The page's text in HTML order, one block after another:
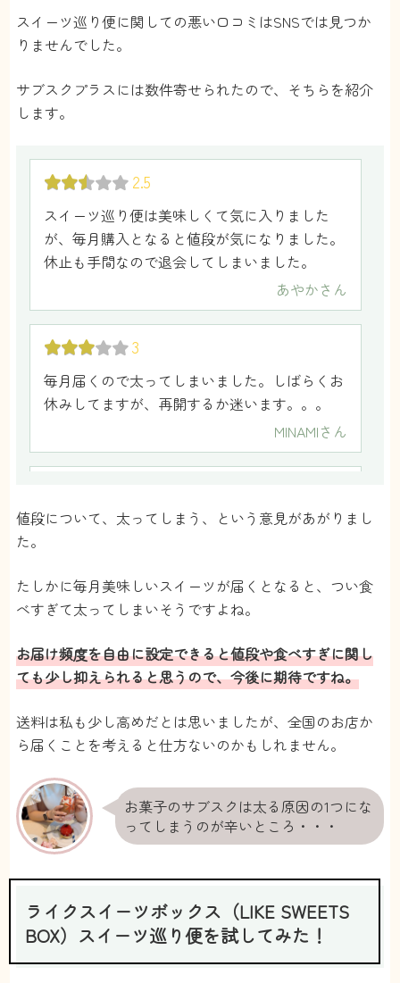
今まで甘いものはそんなに好きじゃなかったの
ですが、スイーツ巡り便をはじめてから甘いも
られてくるスイーツはどれも美味しくて、上品
な甘さなので家族みんなで楽しめます。
百合子さん
5
友達とお茶会をする機会が多いので、その時に
スイーツ巡り便のお菓子をだしています。いつ
も美味しいと友達から好評です。
ねこたん さん
とっても美味しいです！良い口コミしか見かけ
が、本当に悪いところがないです笑
KKさん
5
コロナ禍になってから外出は最低限にしていた
です。コロナ禍が落ち着いたら気に入ったスイ
ーツのお店に行ってみたいなと思ってます。
スイーツ巡り便に関しての悪い口コミはSNSでは見つか
りませんでした。
サブスクプラスには数件寄せられたので、そちらを紹介
します。
2.5
スイーツ巡り便は美味しくて気に入りました
が、毎月購入となると値段が気になりました。
休止も手間なので退会してしまいました。
あやかさん
3
毎月届くので太ってしまいました。しばらくお
休みしてますが、再開するか迷います。。。
MINAMIさん
送料高いのが気になりました。クール便で送ら
と考えてしまいます
値段について、太ってしまう、という意見があがりまし
た。
たしかに毎月美味しいスイーツが届くとなると、つい食
べすぎて太ってしまいそうですよね。
お届け頻度を自由に設定できると値段や食べすぎに関し
ても少し抑えられると思うので、今後に期待ですね。
送料は私も少し高めだとは思いましたが、全国のお店か
ら届くことを考えると仕方ないのかもしれません。
お菓子のサブスクは太る原因の1つにな
ってしまうのが辛いところ・・・
ライクスイーツボックス（LIKE SWEETS
BOX）スイーツ巡り便を試してみた！